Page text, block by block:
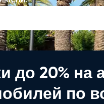
до 20% на
по